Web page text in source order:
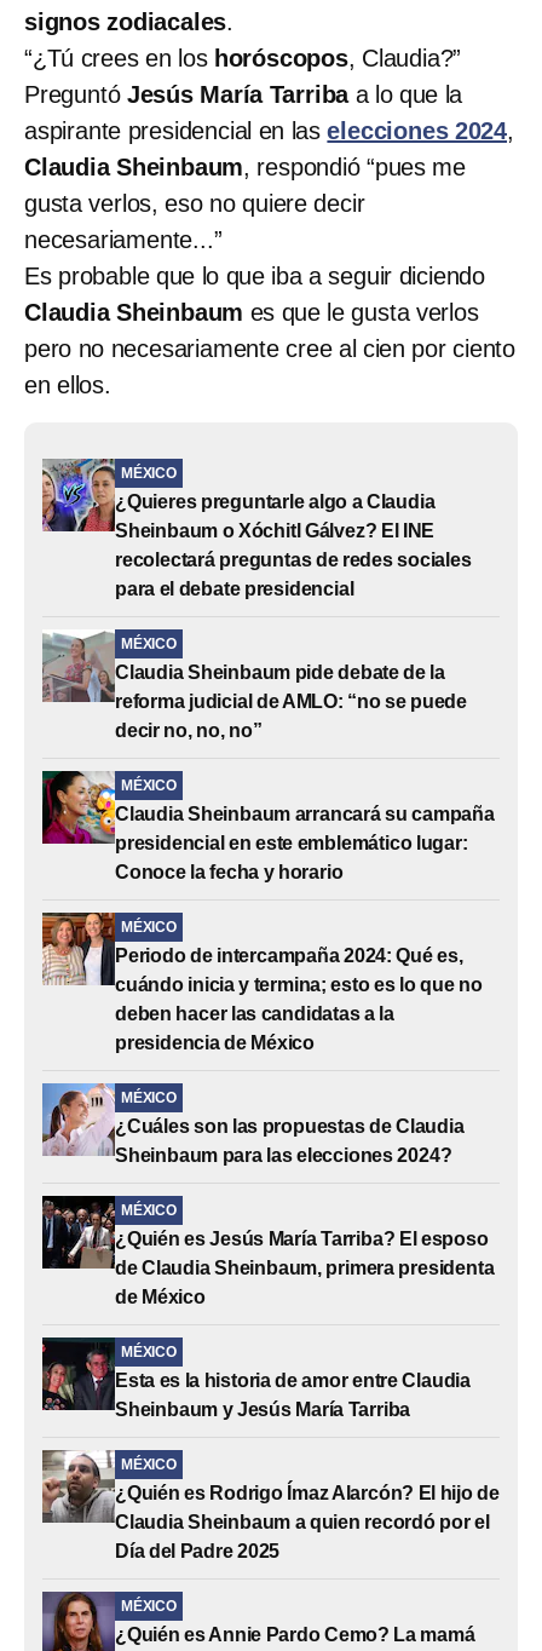
signos zodiacales.
“¿Tú crees en los horóscopos, Claudia?”
Preguntó Jesús María Tarribaa lo que la
aspirante presidencial en laselecciones 2024,
Claudia Sheinbaum, respondió “pues me
gusta verlos, eso no quiere decir
necesariamente...”
Es probable que lo que iba a seguir diciendo
Claudia Sheinbaum es que le gusta verlos
pero no necesariamente cree al cien por ciento
en ellos.
MÉXICO
¿Quieres preguntarle algo a Claudia
Sheinbaum o Xóchitl Gálvez? El INE
recolectará preguntas de redes sociales
para el debate presidencial
MÉXICO
Claudia Sheinbaum pide debate de la
reforma judicial de AMLO: “no se puede
decir no, no, no”
MÉXICO
Claudia Sheinbaum arrancará su campaña
presidencial en este emblemático lugar:
Conoce la fecha y horario
MÉXICO
Periodo de intercampaña 2024: Qué es,
cuándo inicia y termina; esto es lo que no
deben hacer las candidatas a la
presidencia de México
MÉXICO
¿Cuáles son las propuestas de Claudia
Sheinbaum para las elecciones 2024?
MÉXICO
¿Quién es Jesús María Tarriba? El esposo
de Claudia Sheinbaum, primera presidenta
de México
MÉXICO
Esta es la historia de amor entre Claudia
Sheinbaum y Jesús María Tarriba
MÉXICO
¿Quién es Rodrigo Ímaz Alarcón? El hijo de
Claudia Sheinbaum a quien recordó por el
Día del Padre 2025
MÉXICO
¿Quién es Annie Pardo Cemo? La mamá